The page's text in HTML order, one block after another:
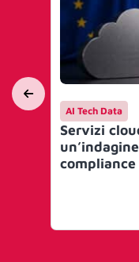
AI Tech Data
Servizi